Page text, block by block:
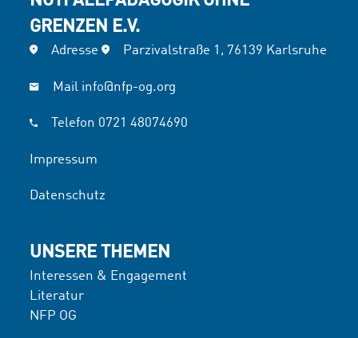
GRENZEN E.V.
Adresse Parzivalstraße 1, 76139 Karlsruhe
Mail info@nfp-og.org
Telefon 0721 48074690
Impressum
Datenschutz
UNSERE THEMEN
Interessen & Engagement
Literatur
NFP OG